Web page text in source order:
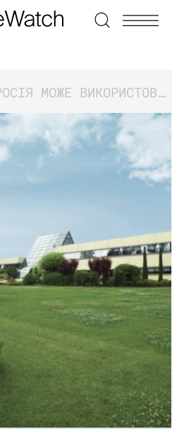
ЗНАЙТИ РОСІЯ МОЖЕ ВИКОРИСТОВУВАТИ ПІДСАНКЦІЙНІ КОМПОНЕНТИ ІТАЛІЙСЬКОГО ВИРОБНИЦТВА ДЛЯ ВИГОТОВЛЕННЯ ЗБРОЇ